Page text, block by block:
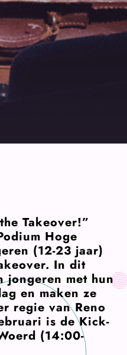
Takeover!”
Hoge
(12-23 jaar)
In dit
jongeren met hun
en maken ze
regie van Reno
is de Kick-
(14:00-